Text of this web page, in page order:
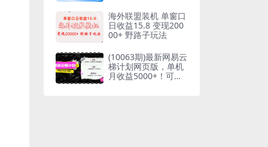
海外联盟装机 单窗口
日收益15.8 变现200
00+ 野路子玩法
(10063期)最新网易云
梯计划网页版，单机
月收益5000+！可放